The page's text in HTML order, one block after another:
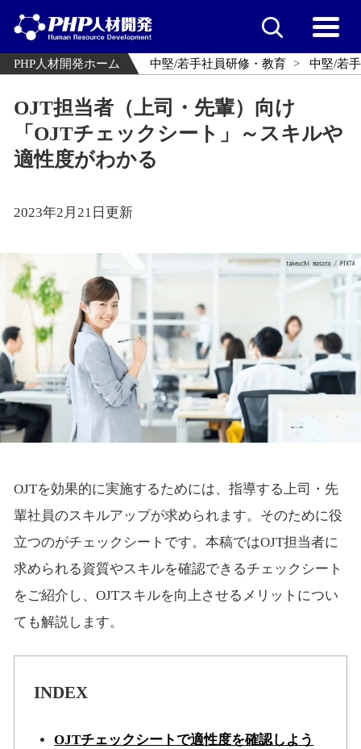
PHP人材開発ホーム 中堅/若手社員研修・教育 中堅/若
OJT担当者（上司・先輩）向け
「OJTチェックシート」～スキルや
適性度がわかる
2023年2月21日更新
OJTを効果的に実施するためには、指導する上司・先
輩社員のスキルアップが求められます。そのために役
立つのがチェックシートです。本稿ではOJT担当者に
求められる資質やスキルを確認できるチェックシート
をご紹介し、OJTスキルを向上させるメリットについ
ても解説します。
INDEX
OJTチェックシートで適性度を確認しよう